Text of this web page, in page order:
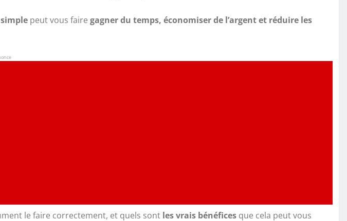
peut vous faire gagner du temps, économiser de l’argent et réduire les
le faire correctement, et quels sont les vrais bénéfices que cela peut vous